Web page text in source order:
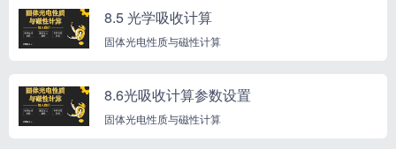
8.5 光学吸收计算
固体光电性质与磁性计算
8.6光吸收计算参数设置
固体光电性质与磁性计算